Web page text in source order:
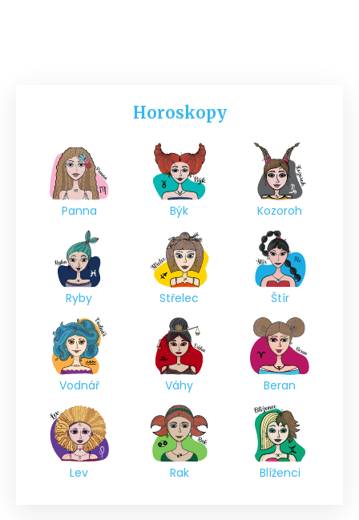
Horoskopy
Panna Býk Kozoroh
Ryby Střelec Štír
Vodnář Váhy Beran
Lev Rak Blíženci